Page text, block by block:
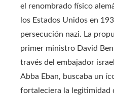
el renombrado físico
los Estados Unidos en
persecución nazi. La
primer ministro David
través del embajador
Abba Eban, buscaba un
fortaleciera la legitimidad